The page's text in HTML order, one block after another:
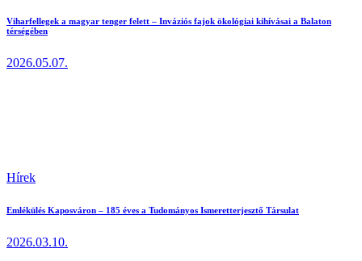
Viharfellegek a magyar tenger felett – Inváziós fajok ökológiai kihívásai a Balaton
térségében
2026.05.07.
Hírek
Emlékülés Kaposváron – 185 éves a Tudományos Ismeretterjesztő Társulat
2026.03.10.